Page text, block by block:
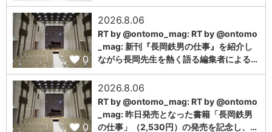
0
2026.8.06
RT by @ontomo_mag: RT by @ontomo
_mag: 新刊『長岡鉄男の仕事』を紹介し
ながら長岡先生を熱く語る編集者による…
0
2026.8.06
RT by @ontomo_mag: RT by @ontomo
_mag: 昨日発売となった書籍「長岡鉄男
の仕事」（2,530円）の発売を記念し、…